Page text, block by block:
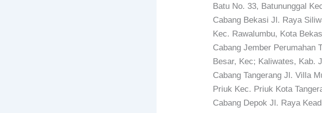
Batu No. 33, Batununggal
Cabang Bekasi Jl. Raya
Kec. Rawalumbu, Kota
Cabang Jember Perumahan
Besar, Kec; Kaliwates, Kab.
Cabang Tangerang Jl. Villa
Priuk Kec. Priuk Kota
Cabang Depok Jl. Raya